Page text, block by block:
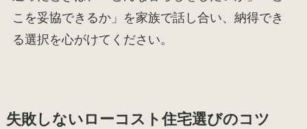
こを妥協できるか」を家族で話し合い、納得でき
る選択を心がけてください。
失敗しないローコスト住宅選びのコツ